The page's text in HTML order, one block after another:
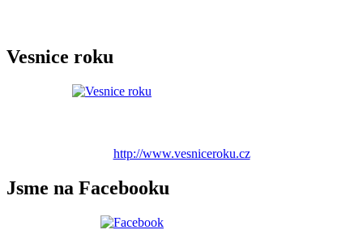
Vesnice roku
http://www.vesniceroku.cz
Jsme na Facebooku